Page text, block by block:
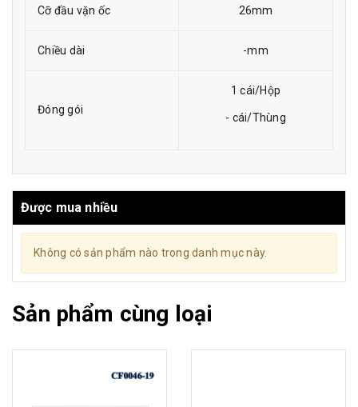
Cỡ đầu vặn ốc 26mm
Chiều dài -mm
Đóng gói
1 cái/Hộp
- cái/Thùng
Được mua nhiều
Không có sản phẩm nào trong danh mục này.
Sản phẩm cùng loại